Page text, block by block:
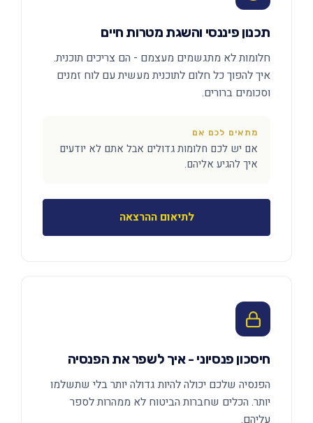
תכנון פיננסי והשגת מטרות חיים
חלומות לא מתגשמים מעצמם - הם צריכים תוכנית.
איך להפוך כל חלום לתוכנית מעשית עם לוח זמנים
וסכומים ברורים.
מתאים לכם אם
אם יש לכם חלומות גדולים אבל אתם לא יודעים
איך להגיע אליהם.
לתיאום ההרצאה
חיסכון פנסיוני - איך לשפר את הפנסיה
הפנסיה שלכם יכולה להיות גדולה יותר בלי שתשלמו
יותר. הכלים שחברות הביטוח לא ממהרות לספר